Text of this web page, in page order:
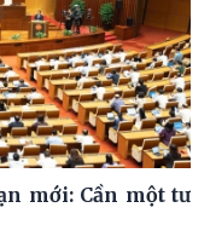
mới: Cần một tư